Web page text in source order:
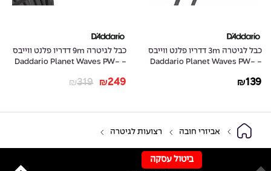
כבל לגיטרה 3m דדריו פלנט ווייבס
- Daddario Planet Waves PW-
₪139
כבל לגיטרה 9m דדריו פלנט ווייבס
- Daddario Planet Waves PW-
₪319 ₪249
אביזרי חובה רצועות לגיטרה
ביטול עסקה